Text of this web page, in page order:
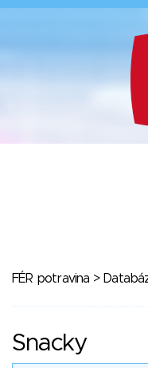
FÉR potravina >
Snacky